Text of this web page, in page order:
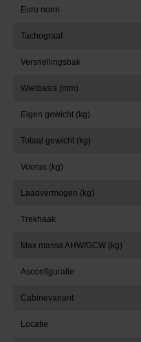
Euro norm
Tachograaf
Versnellingsbak
Wielbasis (mm)
Eigen gewicht (kg)
Totaal gewicht (kg)
Vooras (kg)
Laadvermogen (kg)
Trekhaak
Max massa AHW/GCW (kg)
Asconfiguratie
Cabinevariant
Locatie